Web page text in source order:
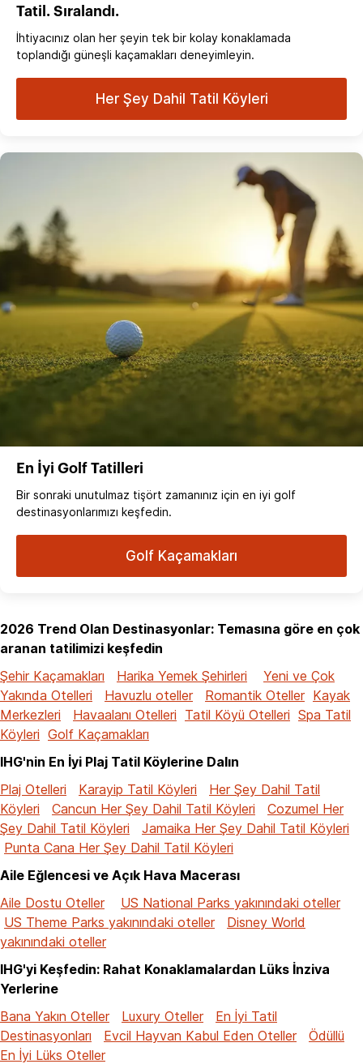
Tatil. Sıralandı.
İhtiyacınız olan her şeyin tek bir kolay konaklamada
toplandığı güneşli kaçamakları deneyimleyin.
Her Şey Dahil Tatil Köyleri
En İyi Golf Tatilleri
Bir sonraki unutulmaz tişört zamanınız için en iyi golf
destinasyonlarımızı keşfedin.
Golf Kaçamakları
2026 Trend Olan Destinasyonlar: Temasına göre en çok
aranan tatilimizi keşfedin
Şehir Kaçamakları
Harika Yemek Şehirleri
Yeni ve Çok
Yakında Otelleri
Havuzlu oteller Romantik Oteller Kayak
Merkezleri
Havaalanı Otelleri Tatil Köyü Otelleri Spa Tatil
Köyleri Golf Kaçamakları
IHG'nin En İyi Plaj Tatil Köylerine Dalın
Plaj Otelleri
Karayip Tatil Köyleri
Her Şey Dahil Tatil
Köyleri
Cancun Her Şey Dahil Tatil Köyleri
Cozumel Her
Şey Dahil Tatil Köyleri
Jamaika Her Şey Dahil Tatil Köyleri
Punta Cana Her Şey Dahil Tatil Köyleri
Aile Eğlencesi ve Açık Hava Macerası
Aile Dostu Oteller
US National Parks yakınındaki oteller
US Theme Parks yakınındaki oteller
Disney World
yakınındaki oteller
IHG'yi Keşfedin: Rahat Konaklamalardan Lüks İnziva
Yerlerine
Bana Yakın Oteller
Luxury Oteller
En İyi Tatil
Destinasyonları
Evcil Hayvan Kabul Eden Oteller
Ödüllü
En İyi Lüks Oteller